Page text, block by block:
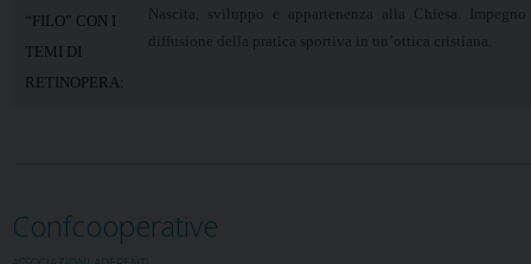
“FILO” CON I
TEMI DI
RETINOPERA:
Nascita, sviluppo e appartenenza alla Chiesa.
diffusione della pratica sportiva in un’ottica cristiana.
Confcooperative